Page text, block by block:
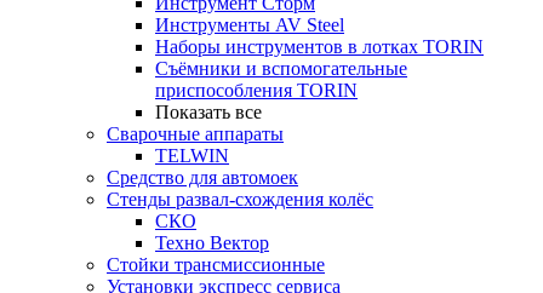
Инструменты AV Steel
Наборы инструментов в лотках TORIN
Съёмники и вспомогательные
приспособления TORIN
Показать все
Сварочные аппараты
TELWIN
Средство для автомоек
Стенды развал-схождения колёс
СКО
Техно Вектор
Стойки трансмиссионные
Установки экспресс сервиса